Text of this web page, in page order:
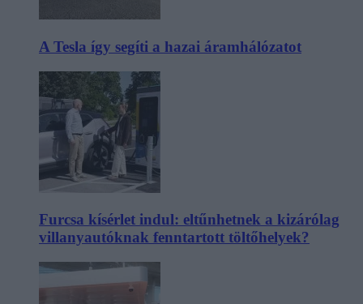
A Tesla így segíti a hazai áramhálózatot
Furcsa kísérlet indul: eltűnhetnek a kizárólag
villanyautóknak fenntartott töltőhelyek?